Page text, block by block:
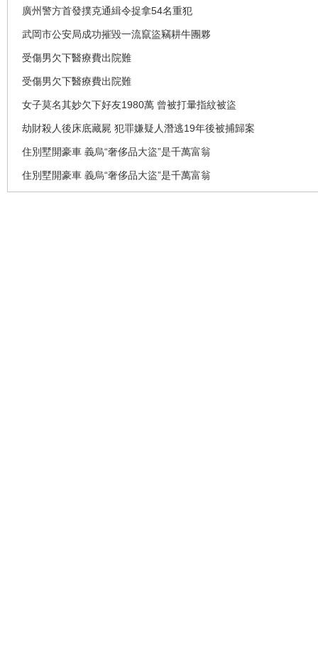
廣州警方首發撲克通緝令捉拿54名重犯
武岡市公安局成功摧毀一流竄盜竊耕牛團夥
受傷男欠下醫療費出院難
受傷男欠下醫療費出院難
女子莫名其妙欠下好友1980萬 曾被打暈指紋被盜
劫財殺人後床底藏屍 犯罪嫌疑人潛逃19年後被捕歸案
住別墅開豪車 義烏“奢侈品大盜”是千萬富翁
住別墅開豪車 義烏“奢侈品大盜”是千萬富翁